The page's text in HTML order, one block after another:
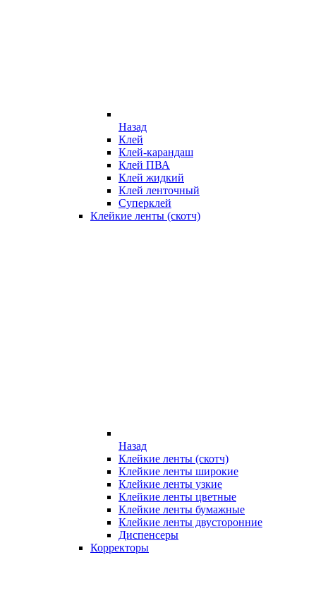
Назад
Клей
Клей-карандаш
Клей ПВА
Клей жидкий
Клей ленточный
Суперклей
Клейкие ленты (скотч)
Назад
Клейкие ленты (скотч)
Клейкие ленты широкие
Клейкие ленты узкие
Клейкие ленты цветные
Клейкие ленты бумажные
Клейкие ленты двусторонние
Диспенсеры
Корректоры